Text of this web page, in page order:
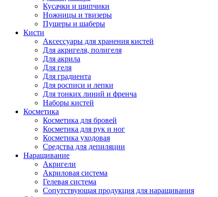
Кусачки и щипчики
Ножницы и твизеры
Пушеры и шаберы
Кисти
Аксессуары для хранения кистей
Для акригеля, полигеля
Для акрила
Для геля
Для градиента
Для росписи и лепки
Для тонких линий и френча
Наборы кистей
Косметика
Косметика для бровей
Косметика для рук и ног
Косметика уходовая
Средства для депиляции
Наращивание
Акригели
Акриловая система
Гелевая система
Сопутствующая продукция для наращивания